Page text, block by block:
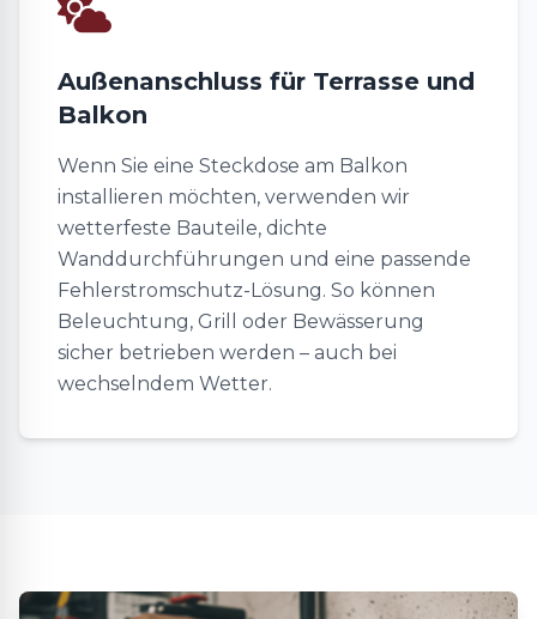
Außenanschluss für Terrasse und
Balkon
Wenn Sie eine Steckdose am Balkon
installieren möchten, verwenden wir
wetterfeste Bauteile, dichte
Wanddurchführungen und eine passende
Fehlerstromschutz-Lösung. So können
Beleuchtung, Grill oder Bewässerung
sicher betrieben werden – auch bei
wechselndem Wetter.